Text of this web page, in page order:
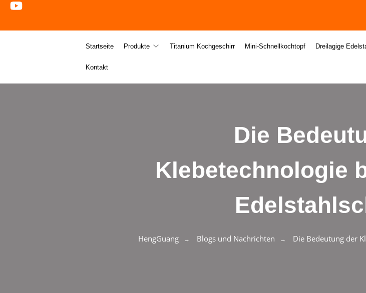
Startseite Produkte Titanium Kochgeschirr Mini-Schnellkochtopf Dreilagige
Kontakt
Die
Klebetechnologie
HengGuang Blogs und Nachrichten Die Bedeutung der